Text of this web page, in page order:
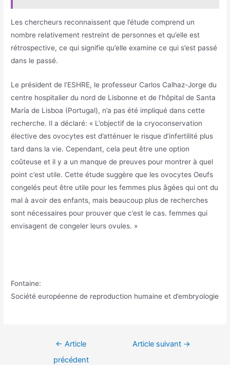
Les chercheurs reconnaissent que l’étude comprend un
nombre relativement restreint de personnes et qu’elle est
rétrospective, ce qui signifie qu’elle examine ce qui s’est passé
dans le passé.
Le président de l’ESHRE, le professeur Carlos Calhaz-Jorge du
centre hospitalier du nord de Lisbonne et de l’hôpital de Santa
María de Lisboa (Portugal), n’a pas été impliqué dans cette
recherche. Il a déclaré: « L’objectif de la cryoconservation
élective des ovocytes est d’atténuer le risque d’infertilité plus
tard dans la vie. Cependant, cela peut être une option
coûteuse et il y a un manque de preuves pour montrer à quel
point c’est utile. Cette étude suggère que les ovocytes Oeufs
congelés peut être utile pour les femmes plus âgées qui ont du
mal à avoir des enfants, mais beaucoup plus de recherches
sont nécessaires pour prouver que c’est le cas. femmes qui
envisagent de congeler leurs ovules. »
Fontaine:
Société européenne de reproduction humaine et d’embryologie
Navigation← Article
précédent
Article suivant →